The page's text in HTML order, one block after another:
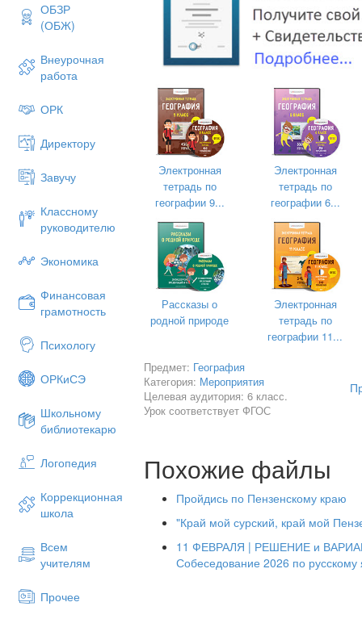
ОБЗР
(ОБЖ)
Внеурочная
работа
ОРК
Директору
Завучу
Классному
руководителю
Экономика
Финансовая
грамотность
Психологу
ОРКиСЭ
Школьному
библиотекарю
Логопедия
Коррекционная
школа
Всем
учителям
Прочее
Электронная
тетрадь по
географии 9...
Электронная
тетрадь по
географии 6...
Рассказы о
родной природе
Электронная
тетрадь по
географии 11...
Предмет: География
Категория: Мероприятия
Целевая аудитория: 6 класс.
Урок соответствует ФГОС
Похожие файлы
Пройдись по Пензенскому краю
"Край мой сурский, край мой
11 ФЕВРАЛЯ | РЕШЕНИЕ и
Собеседование 2026 по русскому